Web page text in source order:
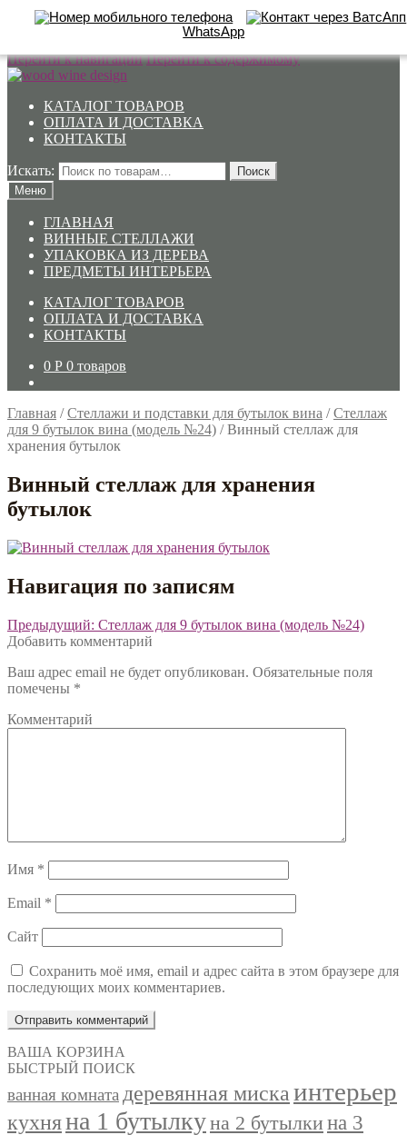
WhatsApp
Перейти к навигации Перейти к содержимому
КАТАЛОГ ТОВАРОВ
ОПЛАТА И ДОСТАВКА
КОНТАКТЫ
Искать:
Поиск
Меню
ГЛАВНАЯ
ВИННЫЕ СТЕЛЛАЖИ
УПАКОВКА ИЗ ДЕРЕВА
ПРЕДМЕТЫ ИНТЕРЬЕРА
КАТАЛОГ ТОВАРОВ
ОПЛАТА И ДОСТАВКА
КОНТАКТЫ
0 Р 0 товаров
Главная /Стеллажи и подставки для бутылок вина /Стеллаж
для 9 бутылок вина (модель №24) /Винный стеллаж для
хранения бутылок
Винный стеллаж для хранения
бутылок
Навигация по записям
Предыдущий: Стеллаж для 9 бутылок вина (модель №24)
Добавить комментарий
Ваш адрес email не будет опубликован. Обязательные поля
помечены *
Комментарий
Имя *
Email *
Сайт
Сохранить моё имя, email и адрес сайта в этом браузере для
последующих моих комментариев.
ВАША КОРЗИНА
БЫСТРЫЙ ПОИСК
ванная комната деревянная миска интерьер
кухняна 1 бутылкуна 2 бутылки на 3